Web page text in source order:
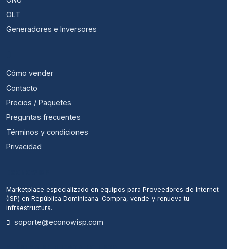
OLT
Generadores e Inversores
Cómo vender
Contacto
Precios / Paquetes
Preguntas frecuentes
Términos y condiciones
Privacidad
Marketplace especializado en equipos para Proveedores de Internet
(ISP) en República Dominicana. Compra, vende y renueva tu
infraestructura.
soporte@econowisp.com